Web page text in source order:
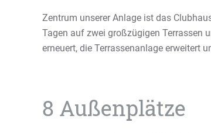
Zentrum unserer Anlage ist das
Tagen auf zwei großzügigen Terrassen
erneuert, die Terrassenanlage erweitert
8 Außenplätze